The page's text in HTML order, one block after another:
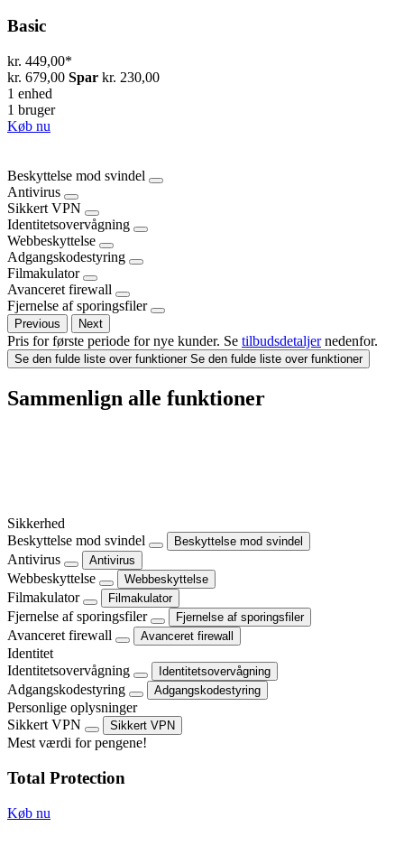
Basic
kr. 449,00*
kr. 679,00 Spar kr. 230,00
1 enhed
1 bruger
Køb nu
Beskyttelse mod svindel
Antivirus
Sikkert VPN
Identitetsovervågning
Webbeskyttelse
Adgangskodestyring
Filmakulator
Avanceret firewall
Fjernelse af sporingsfiler
Previous Next
Pris for første periode for nye kunder. Se tilbudsdetaljernedenfor.
Se den fulde liste over funktioner Se den fulde liste over funktioner
Sammenlign alle funktioner
Sikkerhed
Beskyttelse mod svindel
Beskyttelse mod svindel
Antivirus Antivirus
Webbeskyttelse Webbeskyttelse
Filmakulator Filmakulator
Fjernelse af sporingsfiler Fjernelse af sporingsfiler
Avanceret firewall Avanceret firewall
Identitet
Identitetsovervågning
Identitetsovervågning
Adgangskodestyring Adgangskodestyring
Personlige oplysninger
Sikkert VPN
Sikkert VPN
Mest værdi for pengene!
Total Protection
Køb nu